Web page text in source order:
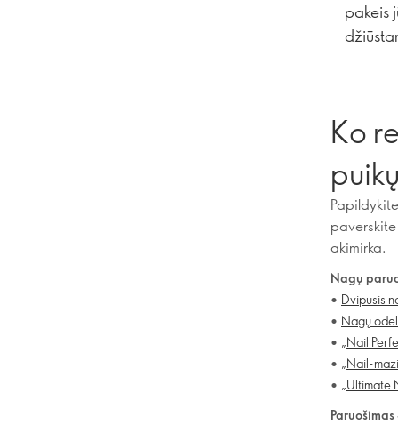
pakeis
Ko
akimirka.
Nagų
• Dvipusis
• Nagų
• „Nail
• „Nail-
• „Ultimate